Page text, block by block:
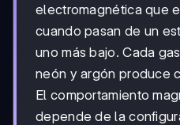
electromagnética que
cuando pasan de un
uno más bajo. Cada
neón y argón produce
El comportamiento
depende de la